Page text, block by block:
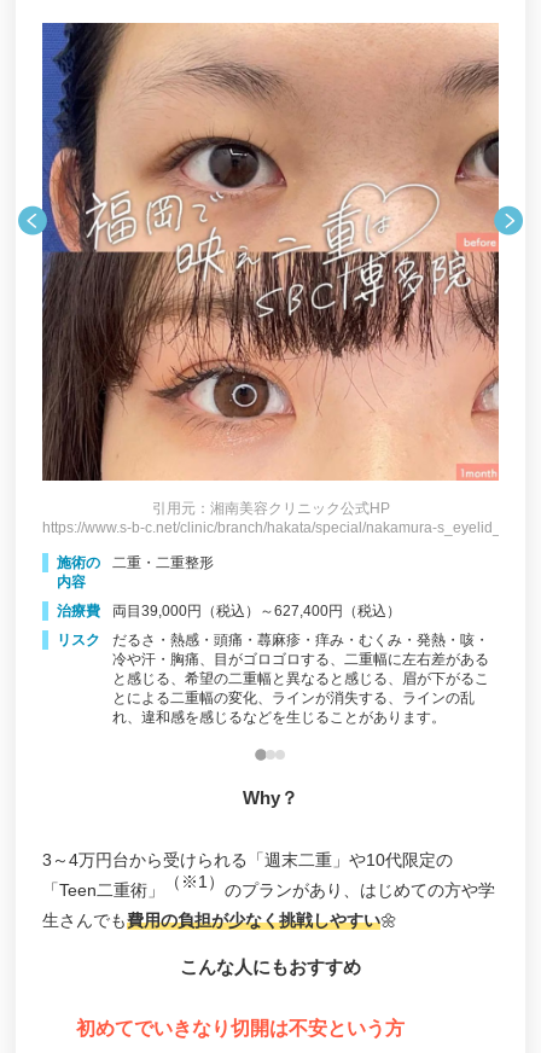
引用元：湘南美容クリニック公式HP
https://www.s-b-c.net/clinic/branch/hakata/special/nakamura-
施術の
内容
二重・二重整形
治療費
両目39,000円（税込）～627,400円（税込）
リスク
だるさ・熱感・頭痛・蕁麻疹・痒み・むくみ・発熱・咳・
冷や汗・胸痛、目がゴロゴロする、二重幅に左右差がある
と感じる、希望の二重幅と異なると感じる、眉が下がるこ
とによる二重幅の変化、ラインが消失する、ラインの乱
れ、違和感を感じるなどを生じることがあります。
Why？
3～4万円台から受けられる「週末二重」や10代限定の
「Teen二重術」
（※1） のプランがあり、はじめての方や学
生さんでも費用の負担が少なく挑戦しやすい🌼
こんな人にもおすすめ
初めてでいきなり切開は不安という方